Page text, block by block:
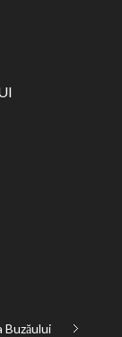
Buzăului